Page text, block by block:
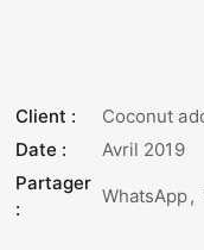
Client :
Coconut
Date :
Avril 2019
Partager
:
WhatsApp